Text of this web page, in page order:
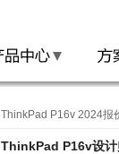
ThinkPad P16v 2024报
ThinkPad P16v设